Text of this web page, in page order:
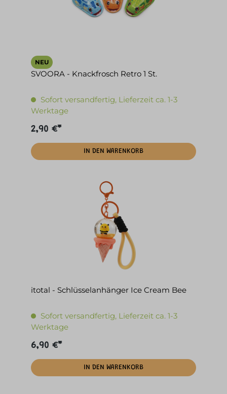
NEU
SVOORA - Knackfrosch Retro 1 St.
Sofort versandfertig, Lieferzeit ca. 1-3
Werktage
2,90 €*
IN DEN WARENKORB
itotal - Schlüsselanhänger Ice Cream Bee
Sofort versandfertig, Lieferzeit ca. 1-3
Werktage
6,90 €*
IN DEN WARENKORB